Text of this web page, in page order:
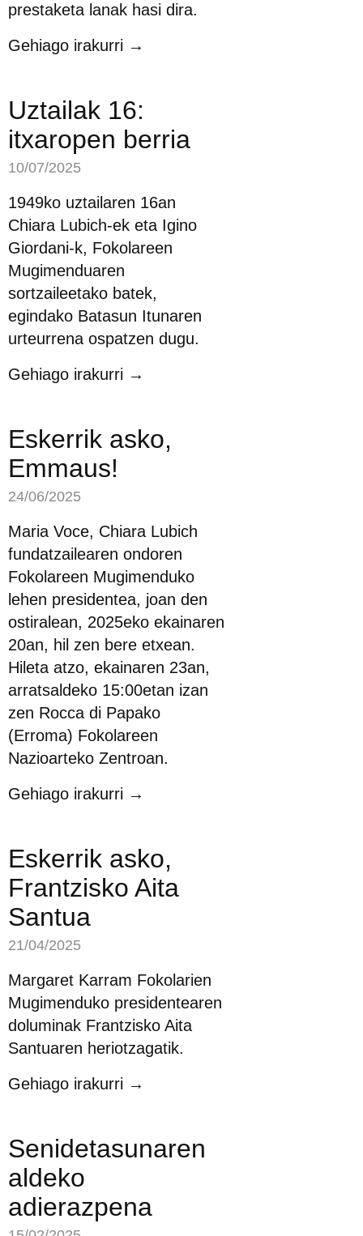
prestaketa lanak hasi dira.
Gehiago irakurri →
Uztailak 16:
itxaropen berria
10/07/2025
1949ko uztailaren 16an
Chiara Lubich-ek eta Igino
Giordani-k, Fokolareen
Mugimenduaren
sortzaileetako batek,
egindako Batasun Itunaren
urteurrena ospatzen dugu.
Gehiago irakurri →
Eskerrik asko,
Emmaus!
24/06/2025
Maria Voce, Chiara Lubich
fundatzailearen ondoren
Fokolareen Mugimenduko
lehen presidentea, joan den
ostiralean, 2025eko ekainaren
20an, hil zen bere etxean.
Hileta atzo, ekainaren 23an,
arratsaldeko 15:00etan izan
zen Rocca di Papako
(Erroma) Fokolareen
Nazioarteko Zentroan.
Gehiago irakurri →
Eskerrik asko,
Frantzisko Aita
Santua
21/04/2025
Margaret Karram Fokolarien
Mugimenduko presidentearen
doluminak Frantzisko Aita
Santuaren heriotzagatik.
Gehiago irakurri →
Senidetasunaren
aldeko
adierazpena